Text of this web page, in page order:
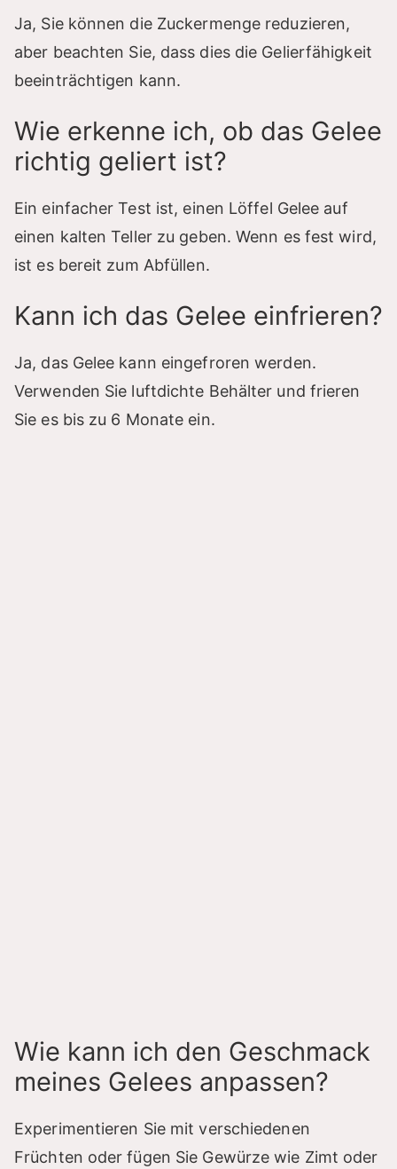
Ja, Sie können die Zuckermenge reduzieren,
aber beachten Sie, dass dies die Gelierfähigkeit
beeinträchtigen kann.
Wie erkenne ich, ob das Gelee
richtig geliert ist?
Ein einfacher Test ist, einen Löffel Gelee auf
einen kalten Teller zu geben. Wenn es fest wird,
ist es bereit zum Abfüllen.
Kann ich das Gelee einfrieren?
Ja, das Gelee kann eingefroren werden.
Verwenden Sie luftdichte Behälter und frieren
Sie es bis zu 6 Monate ein.
Wie kann ich den Geschmack
meines Gelees anpassen?
Experimentieren Sie mit verschiedenen
Früchten oder fügen Sie Gewürze wie Zimt oder